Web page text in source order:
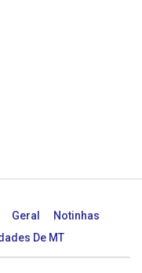
Geral
Notinhas
De MT